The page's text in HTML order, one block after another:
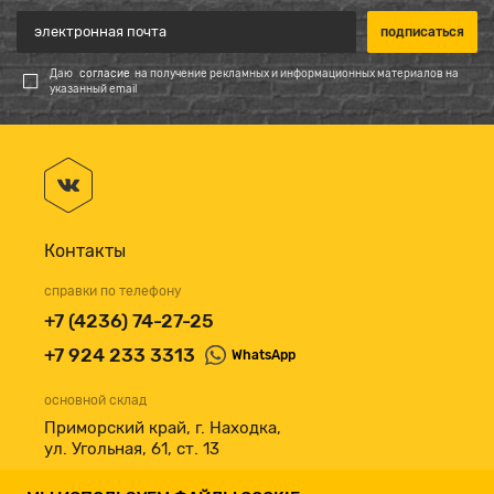
Даю согласие на получение рекламных и информационных материалов на
указанный email
Контакты
справки по телефону
+7 (4236) 74-27-25
+7 924 233 3313
WhatsApp
основной склад
Приморский край, г. Находка,
ул. Угольная, 61, ст. 13
принимаем к оплате